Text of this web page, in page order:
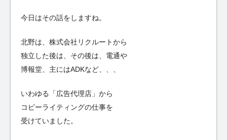
今日はその話をしますね。
北野は、株式会社リクルートから
独立した後は、その後は、電通や
博報堂、主にはADKなど、、、
いわゆる「広告代理店」から
コピーライティングの仕事を
受けていました。